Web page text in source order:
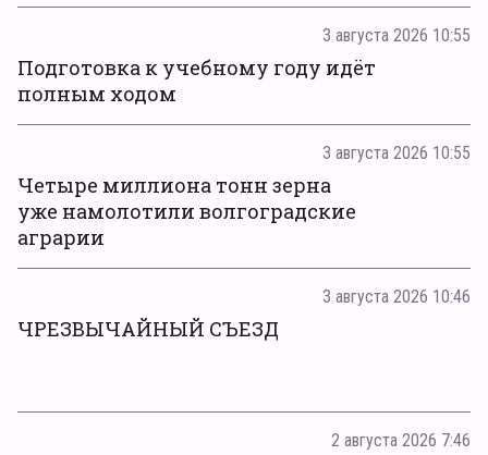
3 августа 2026 10:55
Подготовка к учебному году идёт
полным ходом
3 августа 2026 10:55
Четыре миллиона тонн зерна
уже намолотили волгоградские
аграрии
3 августа 2026 10:46
ЧРЕЗВЫЧАЙНЫЙ СЪЕЗД
2 августа 2026 7:46